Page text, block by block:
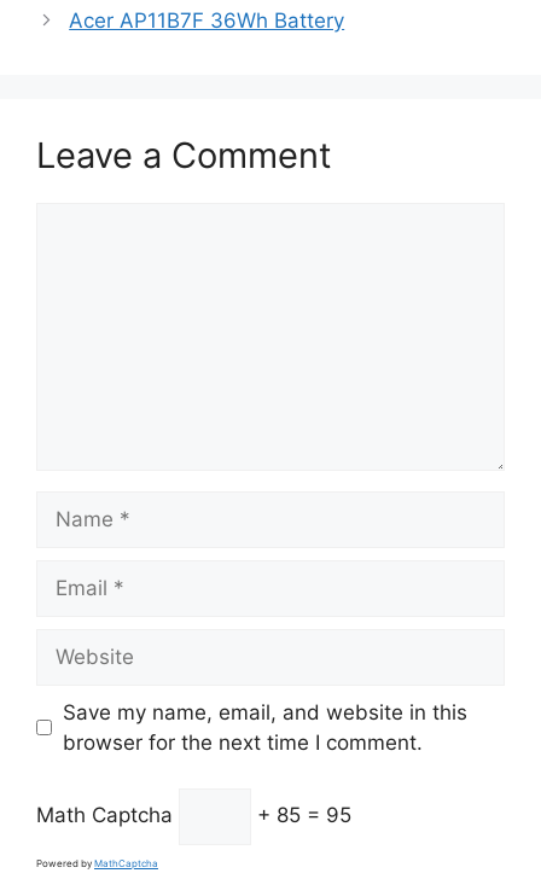
Acer AP11B7F 36Wh Battery
Leave a Comment
Save my name, email, and website in this
browser for the next time I comment.
Math Captcha + 85 = 95
Powered by MathCaptcha